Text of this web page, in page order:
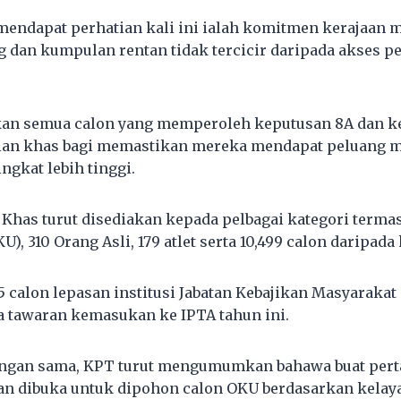
perhatian kali ini ialah komitmen kerajaan
dan kumpulan rentan tidak tercicir daripada akses
semua calon yang memperoleh keputusan 8A dan
khas bagi memastikan mereka mendapat peluang
lebih tinggi.
turut disediakan kepada pelbagai kategori
310 Orang Asli, 179 atlet serta 10,499 calon
calon lepasan institusi Jabatan Kebajikan
tawaran kemasukan ke IPTA tahun ini.
sama, KPT turut mengumumkan bahawa buat
dibuka untuk dipohon calon OKU berdasarkan